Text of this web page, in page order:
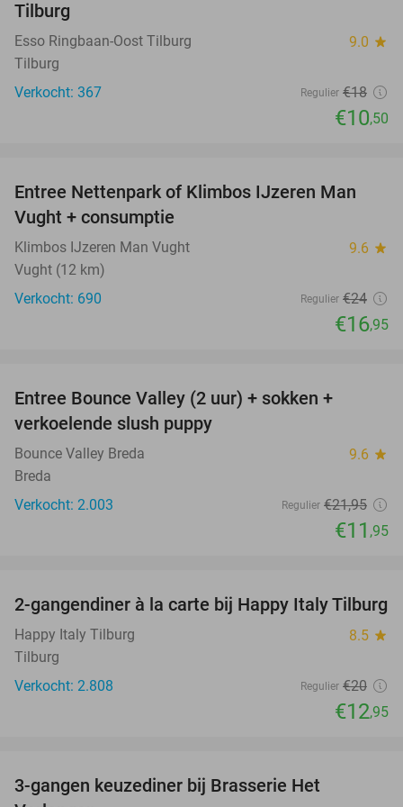
Tilburg
Esso Ringbaan-Oost Tilburg 9.0 star
Tilburg
Verkocht: 367
Regulier €18
€10,50
29%
Entree Nettenpark of Klimbos IJzeren Man
Vught + consumptie
Klimbos IJzeren Man Vught 9.6 star
Vught (12 km)
Verkocht: 690
Regulier €24
€16,95
Entree Bounce Valley (2 uur) + sokken +
verkoelende slush puppy
Bounce Valley Breda 9.6 star
Breda
Verkocht: 2.003
Regulier €21,95
€11 ,95
35%
2-gangendiner à la carte bij Happy Italy Tilburg
Happy Italy Tilburg 8.5 star
Tilburg
Verkocht: 2.808
Regulier €20
€12,95
3-gangen keuzediner bij Brasserie Het